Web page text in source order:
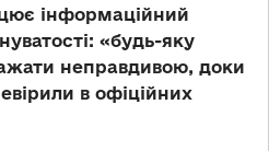
інформаційний
«будь-яку
неправдивою, доки
в офіційних